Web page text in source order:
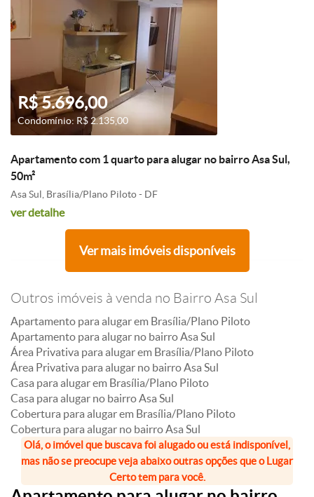
R$ 5.696,00
Condomínio: R$ 2.135,00
Apartamento com 1 quarto para alugar no bairro Asa Sul,
50m²
Asa Sul, Brasília/Plano Piloto - DF
ver detalhe
Ver mais imóveis disponíveis
Outros imóveis à venda no Bairro Asa Sul
Apartamento para alugar em Brasília/Plano Piloto
Apartamento para alugar no bairro Asa Sul
Área Privativa para alugar em Brasília/Plano Piloto
Área Privativa para alugar no bairro Asa Sul
Casa para alugar em Brasília/Plano Piloto
Casa para alugar no bairro Asa Sul
Cobertura para alugar em Brasília/Plano Piloto
Cobertura para alugar no bairro Asa Sul
Olá, o imóvel que buscava foi alugado ou está indisponível,
mas não se preocupe veja abaixo outras opções que o Lugar
Certo tem para você.